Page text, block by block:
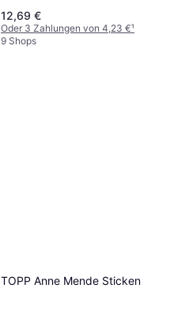
12,69 €
Oder 3 Zahlungen von 4,23 €¹
9 Shops
TOPP Anne Mende Sticken